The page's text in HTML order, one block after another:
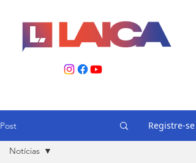
Post Registre-se
Notícias